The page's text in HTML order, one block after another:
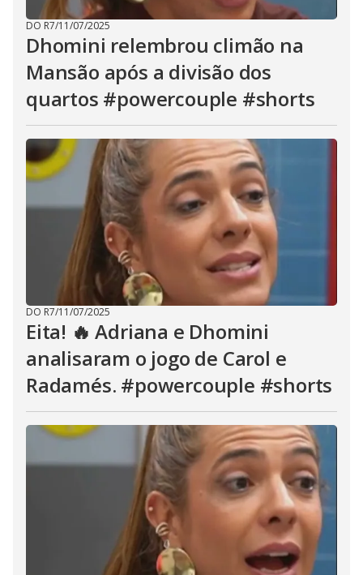
DO R7/11/07/2025
Dhomini relembrou climão na
Mansão após a divisão dos
quartos #powercouple #shorts
DO R7/11/07/2025
Eita! 🔥 Adriana e Dhomini
analisaram o jogo de Carol e
Radamés. #powercouple #shorts